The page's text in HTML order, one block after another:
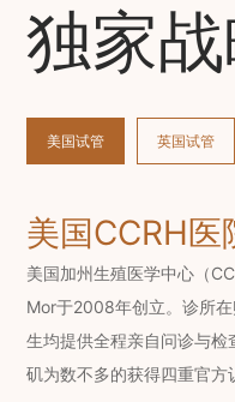
独家
美国CCRH医
美国加州生殖医学中心（
Mor于2008年创立。诊所
生均提供全程亲自问诊与
矶为数不多的获得四重官方
美国试管 英国试管